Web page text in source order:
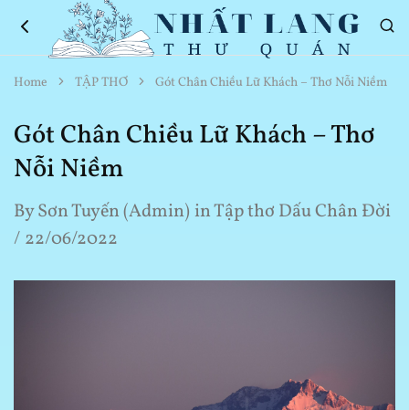
Nhất
Lang
Quán
Thơ
Hay
Cuộc
Sống
Home TẬP THƠ Gót Chân Chiều Lữ Khách – Thơ Nỗi Niềm
Gót Chân Chiều Lữ Khách – Thơ
Nỗi Niềm
BySơn Tuyến (Admin) inTập thơ Dấu Chân Đời
22/06/2022